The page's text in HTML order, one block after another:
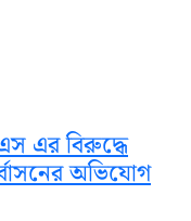
এর বিরুদ্ধে
অভিযোগ